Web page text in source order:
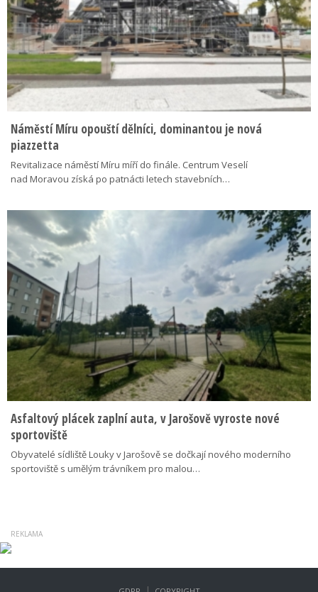
Náměstí Míru opouští dělníci, dominantou je nová
piazzetta
Revitalizace náměstí Míru míří do finále. Centrum Veselí
nad Moravou získá po patnácti letech stavebních…
Asfaltový plácek zaplní auta, v Jarošově vyroste nové
sportoviště
Obyvatelé sídliště Louky v Jarošově se dočkají nového moderního
sportoviště s umělým trávníkem pro malou…